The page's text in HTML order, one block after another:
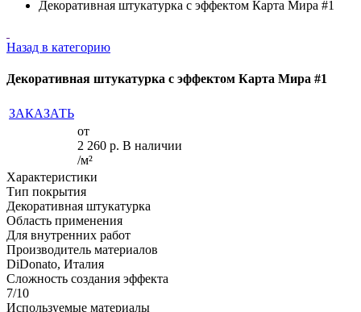
Декоративная штукатурка с эффектом Карта Мира #1
Назад в категорию
Декоративная штукатурка с эффектом Карта Мира #1
ЗАКАЗАТЬ
от
2 260 р.
/м²
В наличии
Характеристики
Тип покрытия
Декоративная штукатурка
Область применения
Для внутренних работ
Производитель материалов
DiDonato, Италия
Сложность создания эффекта
7/10
Используемые материалы